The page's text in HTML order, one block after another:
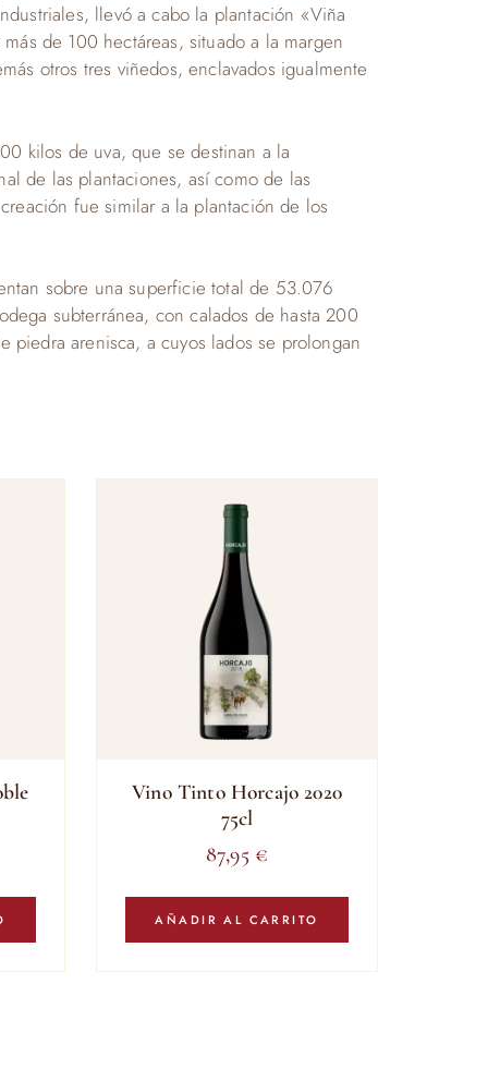
llevó a cabo la plantación «Viña
de 100 hectáreas, situado a la margen
otros tres viñedos, enclavados igualmente
kilos de uva, que se destinan a la
de las plantaciones, así como de las
fue similar a la plantación de los
sobre una superficie total de 53.076
subterránea, con calados de hasta 200
arenisca, a cuyos lados se prolongan
Vino Tinto Horcajo 2020
75cl
87,95 €
AÑADIR AL CARRITO